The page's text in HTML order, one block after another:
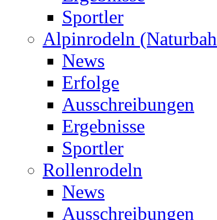
Sportler
Alpinrodeln
News
Erfolge
Ausschreibungen
Ergebnisse
Sportler
Rollenrodeln
News
Ausschreibungen